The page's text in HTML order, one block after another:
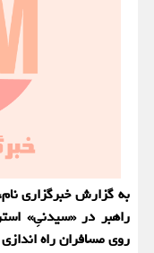
به گزارش خبرگزاری
راهبر در «سیدنیِ»
روی مسافران راه